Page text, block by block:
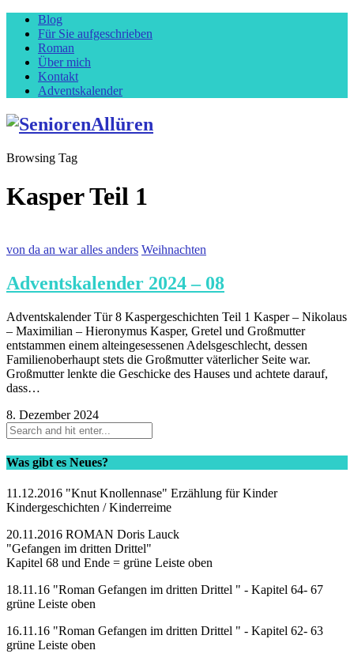
Blog
Für Sie aufgeschrieben
Roman
Über mich
Kontakt
Adventskalender
Browsing Tag
Kasper Teil 1
von da an war alles anders Weihnachten
Adventskalender 2024 – 08
Adventskalender Tür 8 Kaspergeschichten Teil 1 Kasper – Nikolaus
– Maximilian – Hieronymus Kasper, Gretel und Großmutter
entstammen einem alteingesessenen Adelsgeschlecht, dessen
Familienoberhaupt stets die Großmutter väterlicher Seite war.
Großmutter lenkte die Geschicke des Hauses und achtete darauf,
dass…
8. Dezember 2024
Was gibt es Neues?
11.12.2016 "Knut Knollennase" Erzählung für Kinder
Kindergeschichten / Kinderreime
20.11.2016 ROMAN Doris Lauck
"Gefangen im dritten Drittel"
Kapitel 68 und Ende = grüne Leiste oben
18.11.16 "Roman Gefangen im dritten Drittel " - Kapitel 64- 67
grüne Leiste oben
16.11.16 "Roman Gefangen im dritten Drittel " - Kapitel 62- 63
grüne Leiste oben